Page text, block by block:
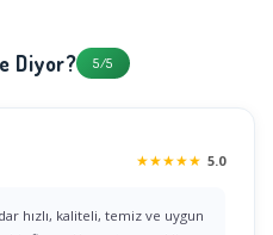
Diyor? 5/5
★★★★★ 5.0